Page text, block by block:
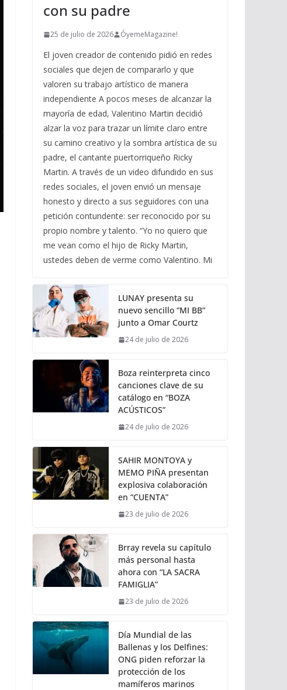
con su padre
25 de julio de 2026 ÓyemeMagazine!
El joven creador de contenido pidió en redes
sociales que dejen de compararlo y que
valoren su trabajo artístico de manera
independiente A pocos meses de alcanzar la
mayoría de edad, Valentino Martin decidió
alzar la voz para trazar un límite claro entre
su camino creativo y la sombra artística de su
padre, el cantante puertorriqueño Ricky
Martin. A través de un video difundido en sus
redes sociales, el joven envió un mensaje
honesto y directo a sus seguidores con una
petición contundente: ser reconocido por su
propio nombre y talento. “Yo no quiero que
me vean como el hijo de Ricky Martin,
ustedes deben de verme como Valentino. Mi
LUNAY presenta su
nuevo sencillo “MI BB”
junto a Omar Courtz
24 de julio de 2026
Boza reinterpreta cinco
canciones clave de su
catálogo en “BOZA
ACÚSTICOS”
24 de julio de 2026
SAHIR MONTOYA y
MEMO PIÑA presentan
explosiva colaboración
en “CUENTA”
23 de julio de 2026
Brray revela su capítulo
más personal hasta
ahora con “LA SACRA
FAMIGLIA”
23 de julio de 2026
Día Mundial de las
Ballenas y los Delfines:
ONG piden reforzar la
protección de los
mamíferos marinos